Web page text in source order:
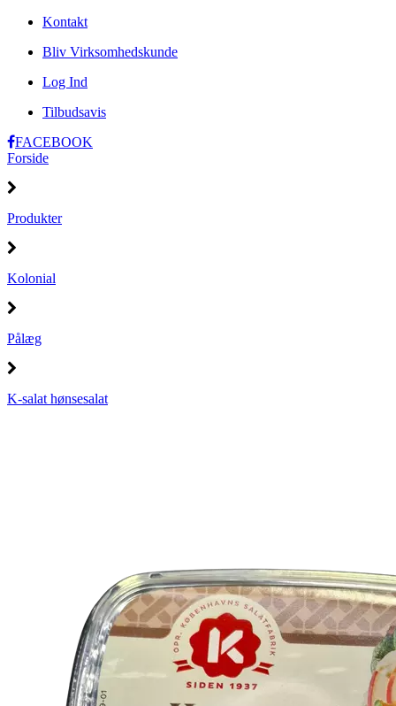
Kontakt
Bliv Virksomhedskunde
Log Ind
Tilbudsavis
FACEBOOK
Forside
Produkter
Kolonial
Pålæg
K-salat hønsesalat